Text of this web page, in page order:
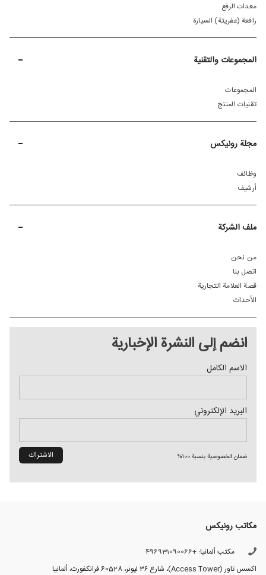
معدات الرفع
رافعة (عفريتة) السيارة
المجموعات والتقنية -
المجموعات
تقنيات المنتج
مجلة رونیکس -
وظائف
أرشيف
ملف الشركة -
من نحن
اتصل بنا
قصة العلامة التجارية
الأحداث
انضم إلی النشرة الإخباریة
الاسم الكامل
البريد الإلکتروني
ضمان الخصوصية بنسبة 100%
مكاتب رونیکس
مكتب ألمانيا: +496931090066
اکسس تاور (Access Tower)، شارع ٣٦ لیونر، 60528 فرانکفورت، ألمانيا